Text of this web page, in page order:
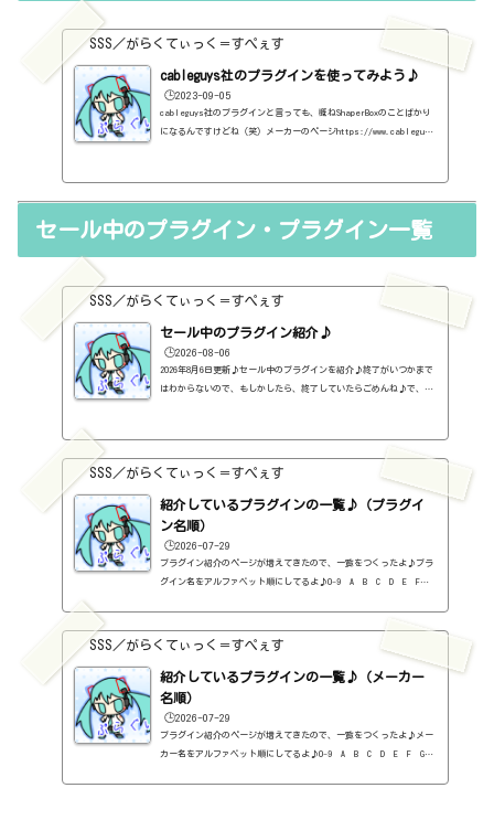
もの...
SSS／がらくてぃっく＝すぺぇす
cableguys社のプラグインを使ってみよう♪
🕒️2023-09-05
cableguys社のプラグインと言っても、概ねShaperBoxのことばかり
になるんですけどね（笑）メーカーのページhttps://www.cableguy
liquidshaper/NoiseShaperhttps://sss-music.xyz/2021/11/18/no
セール中のプラグイン・プラグイン一覧
SSS／がらくてぃっく＝すぺぇす
セール中のプラグイン紹介♪
🕒️2026-08-06
2026年8月6日更新♪セール中のプラグインを紹介♪終了がいつかまで
はわからないので、もしかしたら、終了していたらごめんね♪で、相
（ADPTR AUDIO）定価：140ドル → 49.99ドル（Plugin Allianceさ
ん）SCULPT（ADPTR AUDIO）定価：150ドル → 49.99ドル（Plugin Al
lianceさん）...
SSS／がらくてぃっく＝すぺぇす
紹介しているプラグインの一覧♪（プラグイ
ン名順）
🕒️2026-07-29
プラグイン紹介のページが増えてきたので、一覧をつくったよ♪プラ
グイン名をアルファベット順にしてるよ♪0-9 A B C D E F G
料）2B DELAYED CLASSIC（2B Played Music・ディレイ・有料）2B RE
VERBED（2B Played Music・リバーブ・有料）2B Shaped Filter（2
B Played Music・フィルタープラグイン・有料）3-Band EQ（Kilohe
arts・EQ・無料）40'S VERY OWN DRUMS（NATIVE INSTRUMENTS・ドラ
ム...
SSS／がらくてぃっく＝すぺぇす
紹介しているプラグインの一覧♪（メーカー
名順）
🕒️2026-07-29
プラグイン紹介のページが増えてきたので、一覧をつくったよ♪メー
カー名をアルファベット順にしてるよ♪0-9 A B C D E F G